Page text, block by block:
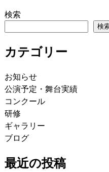
検索
検
カテゴリー
お知らせ
公演予定・舞台実績
コンクール
研修
ギャラリー
ブログ
最近の投稿